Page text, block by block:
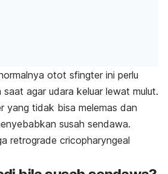
otot sfingter ini perlu
agar udara keluar lewat mulut.
yang tidak bisa melemas dan
susah sendawa.
retrograde cricopharyngeal